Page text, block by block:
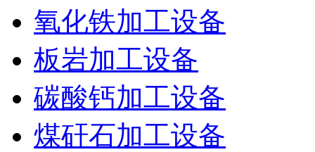
氧化铁加工设备
板岩加工设备
碳酸钙加工设备
煤矸石加工设备